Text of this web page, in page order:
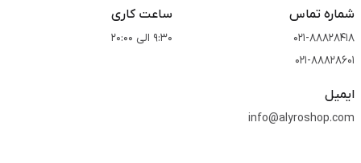
شماره تماس
021-88828418
021-88828601
ساعت کاری
9:30 الی 20:00
ایمیل
info@alyroshop.com